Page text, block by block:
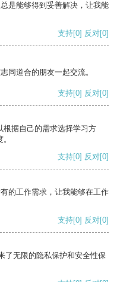
是能够得到妥善解决，让我能
支持[0] 反对[0]
同道合的朋友一起交流。
支持[0] 反对[0]
根据自己的需求选择学习方
支持[0] 反对[0]
的工作需求，让我能够在工作
支持[0] 反对[0]
了无限的隐私保护和安全性保